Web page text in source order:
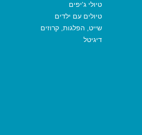
טיולי ג'יפים
טיולים עם ילדים
שייט, הפלגות, קרוזים
דיגיטל